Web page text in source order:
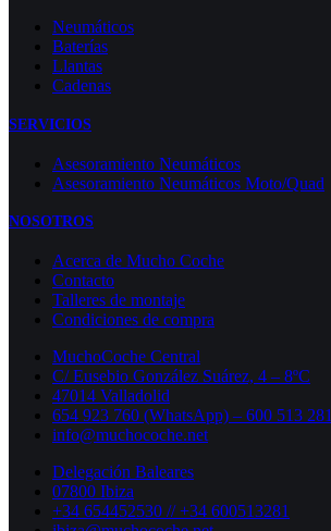
Neumáticos
Baterías
Llantas
Cadenas
SERVICIOS
Asesoramiento Neumáticos
Asesoramiento Neumáticos Moto/Quad
NOSOTROS
Acerca de Mucho Coche
Contacto
Talleres de montaje
Condiciones de compra
MuchoCoche Central
C/ Eusebio González Suárez, 4 – 8ºC
47014 Valladolid
654 923 760 (WhatsApp) – 600 513 281
info@muchocoche.net
Delegación Baleares
07800 Ibiza
+34 654452530 // +34 600513281